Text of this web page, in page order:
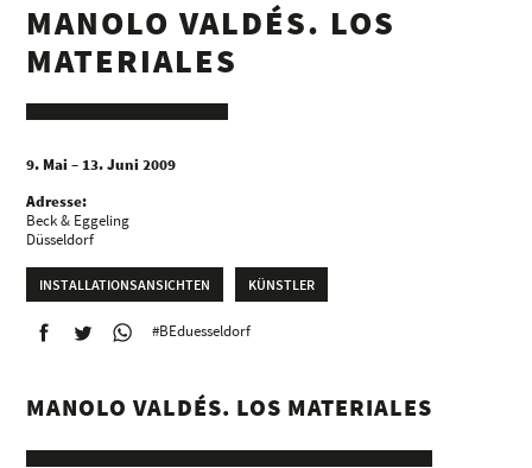
MANOLO VALDÉS. LOS
MATERIALES
9. Mai – 13. Juni 2009
Adresse:
Beck & Eggeling
Düsseldorf
INSTALLATIONSANSICHTEN KÜNSTLER
#BEduesseldorf
MANOLO VALDÉS. LOS MATERIALES